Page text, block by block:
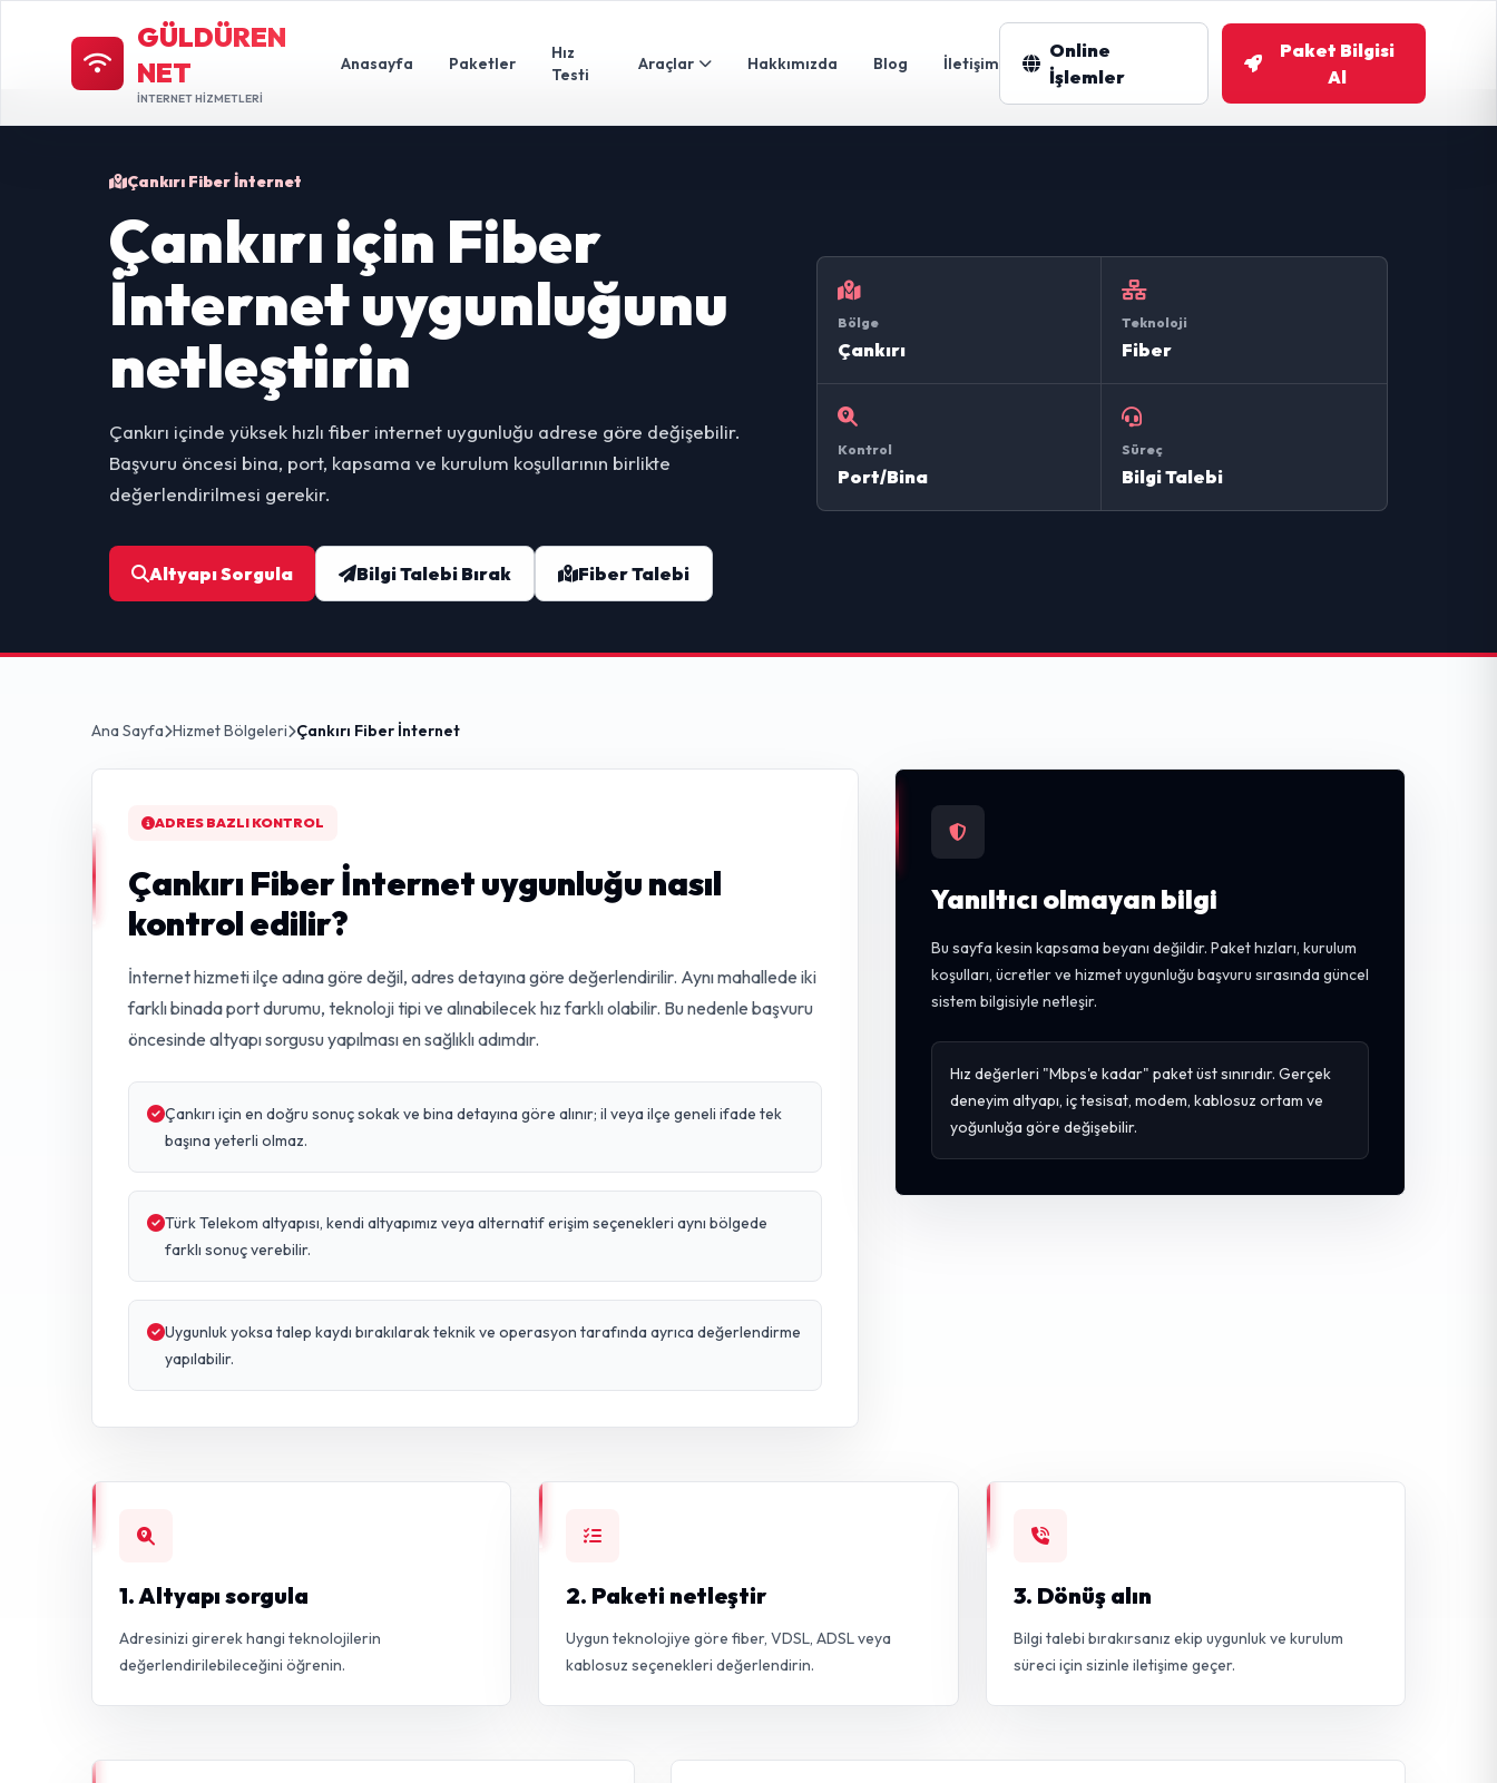
GÜLDÜREN
NET
İNTERNET HİZMETLERİ
Anasayfa Paketler
Hız
Testi
Araçlar Hakkımızda Blog İletişim
Online
İşlemler
Paket Bilgisi
Al
Çankırı Fiber İnternet
Çankırı için Fiber
İnternet uygunluğunu
netleştirin
Çankırı içinde yüksek hızlı fiber internet uygunluğu adrese göre değişebilir.
Başvuru öncesi bina, port, kapsama ve kurulum koşullarının birlikte
değerlendirilmesi gerekir.
Altyapı Sorgula Bilgi Talebi Bırak Fiber Talebi
Bölge
Çankırı
Teknoloji
Fiber
Kontrol
Port/Bina
Süreç
Bilgi Talebi
Ana Sayfa Hizmet Bölgeleri Çankırı Fiber İnternet
ADRES BAZLI KONTROL
Çankırı Fiber İnternet uygunluğu nasıl
kontrol edilir?
İnternet hizmeti ilçe adına göre değil, adres detayına göre değerlendirilir. Aynı mahallede iki
farklı binada port durumu, teknoloji tipi ve alınabilecek hız farklı olabilir. Bu nedenle başvuru
öncesinde altyapı sorgusu yapılması en sağlıklı adımdır.
Çankırı için en doğru sonuç sokak ve bina detayına göre alınır; il veya ilçe geneli ifade tek
başına yeterli olmaz.
Türk Telekom altyapısı, kendi altyapımız veya alternatif erişim seçenekleri aynı bölgede
farklı sonuç verebilir.
Uygunluk yoksa talep kaydı bırakılarak teknik ve operasyon tarafında ayrıca değerlendirme
yapılabilir.
Yanıltıcı olmayan bilgi
Bu sayfa kesin kapsama beyanı değildir. Paket hızları, kurulum
koşulları, ücretler ve hizmet uygunluğu başvuru sırasında güncel
sistem bilgisiyle netleşir.
Hız değerleri "Mbps'e kadar" paket üst sınırıdır. Gerçek
deneyim altyapı, iç tesisat, modem, kablosuz ortam ve
yoğunluğa göre değişebilir.
1. Altyapı sorgula
Adresinizi girerek hangi teknolojilerin
değerlendirilebileceğini öğrenin.
2. Paketi netleştir
Uygun teknolojiye göre fiber, VDSL, ADSL veya
kablosuz seçenekleri değerlendirin.
3. Dönüş alın
Bilgi talebi bırakırsanız ekip uygunluk ve kurulum
süreci için sizinle iletişime geçer.